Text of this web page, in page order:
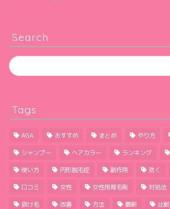
Search
Tags
AGA おすすめ まとめ やり方
シャンプー ヘアカラー ランキング
使い方 円形脱毛症 副作用 効く
口コミ 女性 女性用育毛剤 対処法
抜け毛 改善 方法 最新 比較